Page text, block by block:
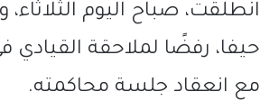
انطلقت، صباح اليوم
حيفا، رفضًا لملاحقة القيادي
مع انعقاد جلسة محاكمته.